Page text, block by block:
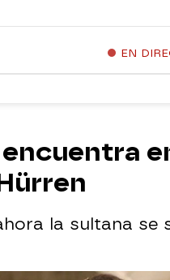
EN
la sultana se